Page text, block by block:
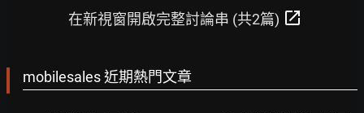
在新視窗開啟完整討論串 (共2篇) open_in_new
mobilesales 近期熱門文章